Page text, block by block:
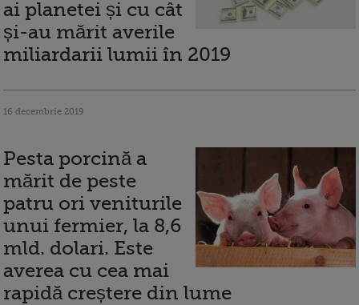
ai planetei și cu cât
și-au mărit averile
miliardarii lumii în 2019
16 decembrie 2019
Pesta porcină a
mărit de peste
patru ori veniturile
unui fermier, la 8,6
mld. dolari. Este
averea cu cea mai
rapidă creștere din lume